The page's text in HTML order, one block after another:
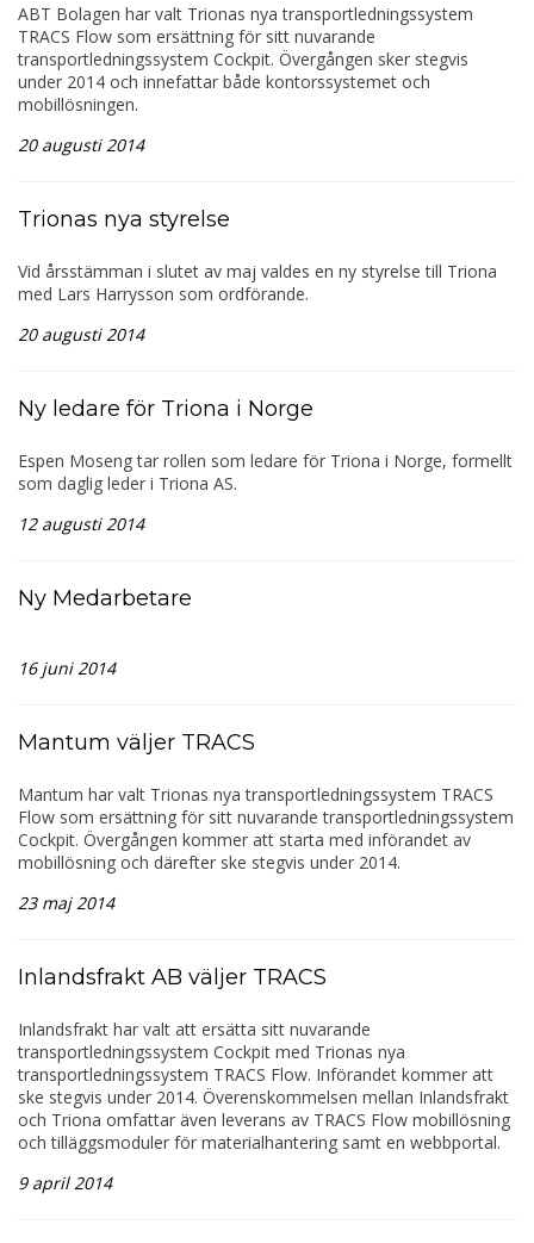
ABT Bolagen har valt Trionas nya transportledningssystem
TRACS Flow som ersättning för sitt nuvarande
transportledningssystem Cockpit. Övergången sker stegvis
under 2014 och innefattar både kontorssystemet och
mobillösningen.
20 augusti 2014
Trionas nya styrelse
Vid årsstämman i slutet av maj valdes en ny styrelse till Triona
med Lars Harrysson som ordförande.
20 augusti 2014
Ny ledare för Triona i Norge
Espen Moseng tar rollen som ledare för Triona i Norge, formellt
som daglig leder i Triona AS.
12 augusti 2014
Ny Medarbetare
16 juni 2014
Mantum väljer TRACS
Mantum har valt Trionas nya transportledningssystem TRACS
Flow som ersättning för sitt nuvarande transportledningssystem
Cockpit. Övergången kommer att starta med införandet av
mobillösning och därefter ske stegvis under 2014.
23 maj 2014
Inlandsfrakt AB väljer TRACS
Inlandsfrakt har valt att ersätta sitt nuvarande
transportledningssystem Cockpit med Trionas nya
transportledningssystem TRACS Flow. Införandet kommer att
ske stegvis under 2014. Överenskommelsen mellan Inlandsfrakt
och Triona omfattar även leverans av TRACS Flow mobillösning
och tilläggsmoduler för materialhantering samt en webbportal.
9 april 2014